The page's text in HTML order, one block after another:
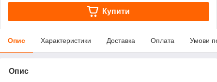
Купити
Опис Характеристики Доставка Оплата Умови
Опис